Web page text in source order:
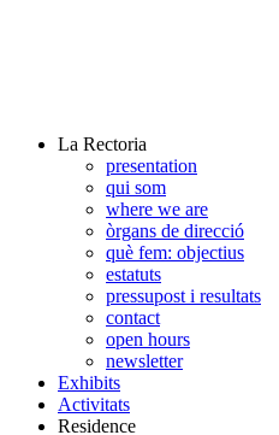
La Rectoria
presentation
qui som
where we are
òrgans de direcció
què fem: objectius
estatuts
pressupost i resultats
contact
open hours
newsletter
Exhibits
Activitats
Residence